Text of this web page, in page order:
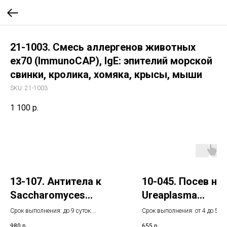
21-1003. Смесь аллергенов животных
ex70 (ImmunoCAP), IgE: эпителий морской
свинки, кролика, хомяка, крысы, мыши
SKU: 21-1003
1 100 р.
13-107. Антитела к
Sacchаromyces
cerevisiae (ASCA)
классов IgG
Срок выполнения: до 9 суток.
10-045. Посев на
Ureaplasma
urealyticum
Срок выполнения: от 4 до 5